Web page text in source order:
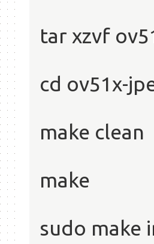
tar xzvf
cd ov51x-
make clean
make
sudo make